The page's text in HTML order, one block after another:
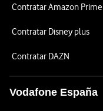
Contratar Amazon Prime
Contratar Disney plus
Contratar DAZN
Vodafone España